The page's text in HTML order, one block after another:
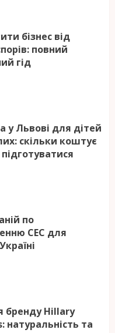
бізнес від
повний
гід
у Львові для дітей
скільки коштує
підготуватися
по
СЕС для
бренду Hillary
натуральність та